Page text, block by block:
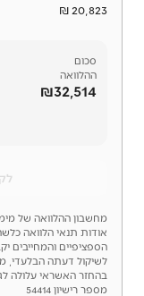
20,823 ₪
ההלוואה
₪32,514
מחשבון ההלוואה של מימון
אודות תנאי הלוואה כלשהי
הספציפיים והמחייבים
לשיקול דעתה הבלעדי,
בהחזר האשראי עלולה לגרור
מספר רישיון 54414